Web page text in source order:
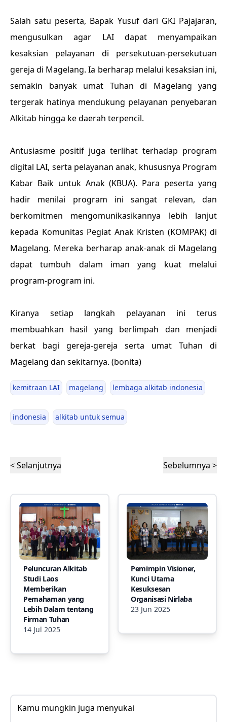
Salah satu peserta, Bapak Yusuf dari GKI Pajajaran,
mengusulkan agar LAI dapat menyampaikan
kesaksian pelayanan di persekutuan-persekutuan
gereja di Magelang. Ia berharap melalui kesaksian ini,
semakin banyak umat Tuhan di Magelang yang
tergerak hatinya mendukung pelayanan penyebaran
Alkitab hingga ke daerah terpencil.
Antusiasme positif juga terlihat terhadap program
digital LAI, serta pelayanan anak, khususnya Program
Kabar Baik untuk Anak (KBUA). Para peserta yang
hadir menilai program ini sangat relevan, dan
berkomitmen mengomunikasikannya lebih lanjut
kepada Komunitas Pegiat Anak Kristen (KOMPAK) di
Magelang. Mereka berharap anak-anak di Magelang
dapat tumbuh dalam iman yang kuat melalui
program-program ini.
Kiranya setiap langkah pelayanan ini terus
membuahkan hasil yang berlimpah dan menjadi
berkat bagi gereja-gereja serta umat Tuhan di
Magelang dan sekitarnya. (bonita)
kemitraan LAI magelang lembaga alkitab indonesia
indonesia alkitab untuk semua
< Selanjutnya Sebelumnya >
Peluncuran Alkitab
Studi Laos
Memberikan
Pemahaman yang
Lebih Dalam tentang
Firman Tuhan
14 Jul 2025
Pemimpin Visioner,
Kunci Utama
Kesuksesan
Organisasi Nirlaba
23 Jun 2025
Kamu mungkin juga menyukai